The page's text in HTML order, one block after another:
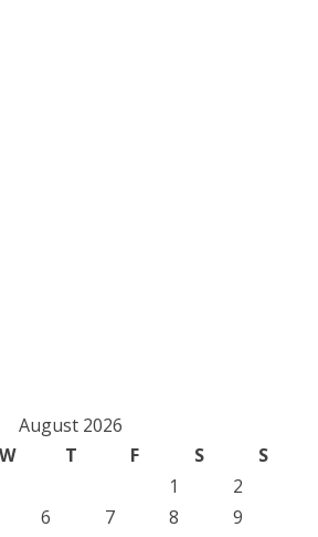
August 2026
W T F S
S
1
2
6 7 8
9